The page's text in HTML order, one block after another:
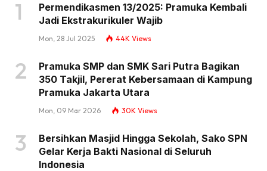
Permendikasmen 13/2025: Pramuka Kembali
Jadi Ekstrakurikuler Wajib
Mon, 28 Jul 2025 44K Views
Pramuka SMP dan SMK Sari Putra Bagikan
350 Takjil, Pererat Kebersamaan di Kampung
Pramuka Jakarta Utara
Mon, 09 Mar 2026 30K Views
Bersihkan Masjid Hingga Sekolah, Sako SPN
Gelar Kerja Bakti Nasional di Seluruh
Indonesia